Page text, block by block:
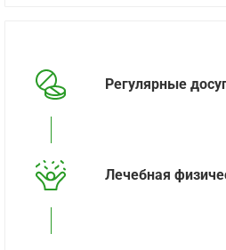
Регулярные
Лечебная